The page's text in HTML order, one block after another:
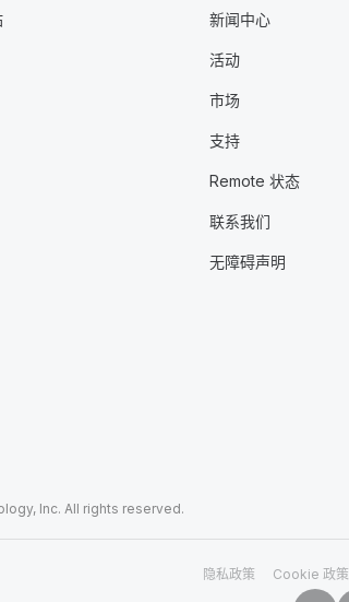
新闻中心
活动
市场
支持
Remote 状态
联系我们
无障碍声明
Inc. All rights reserved.
隐私政策 Cookie 政策